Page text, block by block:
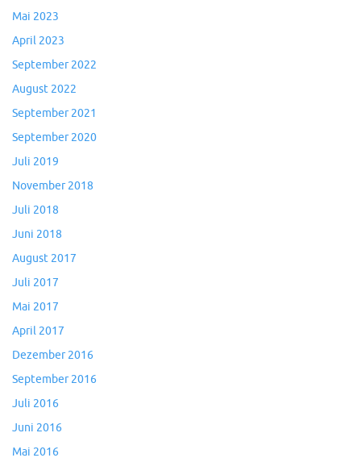
Mai 2023
April 2023
September 2022
August 2022
September 2021
September 2020
Juli 2019
November 2018
Juli 2018
Juni 2018
August 2017
Juli 2017
Mai 2017
April 2017
Dezember 2016
September 2016
Juli 2016
Juni 2016
Mai 2016